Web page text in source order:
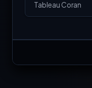
Tableau Coran